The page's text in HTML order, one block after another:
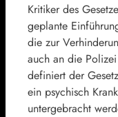
Kritiker des
geplante
die zur
auch an die
definiert der
ein psychisch
untergebracht